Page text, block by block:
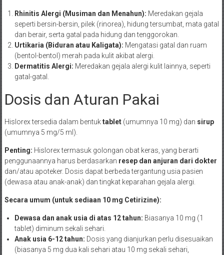
Rhinitis Alergi (Musiman dan Menahun): Meredakan gejala
seperti bersin-bersin, pilek (rinorea), hidung tersumbat, mata gatal
dan berair, serta gatal pada hidung dan tenggorokan.
Urtikaria (Biduran atau Kaligata): Mengatasi gatal dan ruam
(bentol-bentol) merah pada kulit akibat alergi.
Dermatitis Alergi: Meredakan gejala alergi kulit lainnya, seperti
gatal-gatal.
Dosis dan Aturan Pakai
Hislorex tersedia dalam bentuktablet(umumnya 10 mg) dan sirup
(umumnya 5 mg/5 ml).
Penting: Hislorex termasuk golongan obat keras, yang berarti
penggunaannya harus berdasarkan resep dan anjuran dari dokter
dan/atau apoteker. Dosis dapat berbeda tergantung usia pasien
(dewasa atau anak-anak) dan tingkat keparahan gejala alergi.
Secara umum (untuk sediaan 10 mg Cetirizine):
Dewasa dan anak usia di atas 12 tahun: Biasanya 10 mg (1
tablet) diminum sekali sehari.
Anak usia 6-12 tahun: Dosis yang dianjurkan perlu disesuaikan
(biasanya 5 mg dua kali sehari atau 10 mg sekali sehari,